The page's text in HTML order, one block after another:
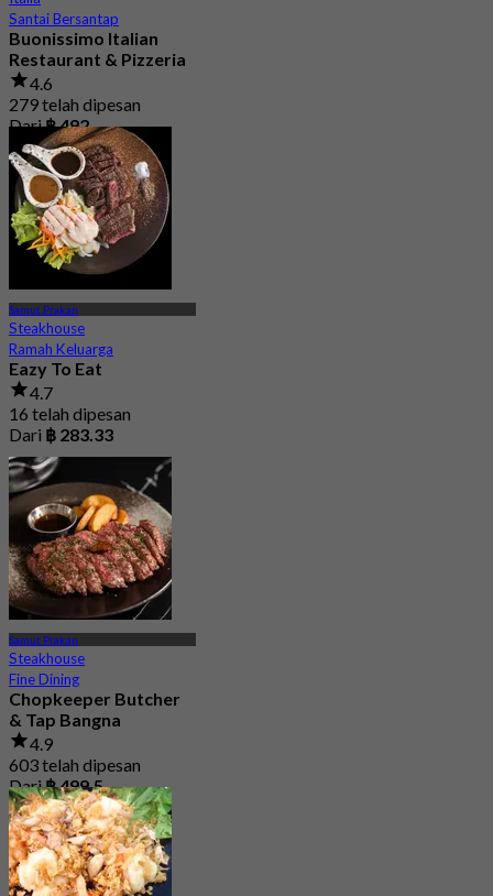
Santai Bersantap
Buonissimo Italian
Restaurant & Pizzeria
4.6
279 telah dipesan
Dari฿ 492
Samut Prakan
Steakhouse
Ramah Keluarga
Eazy To Eat
4.7
16 telah dipesan
Dari ฿ 283.33
Samut Prakan
Steakhouse
Fine Dining
Chopkeeper Butcher
& Tap Bangna
4.9
603 telah dipesan
Dari฿ 499.5